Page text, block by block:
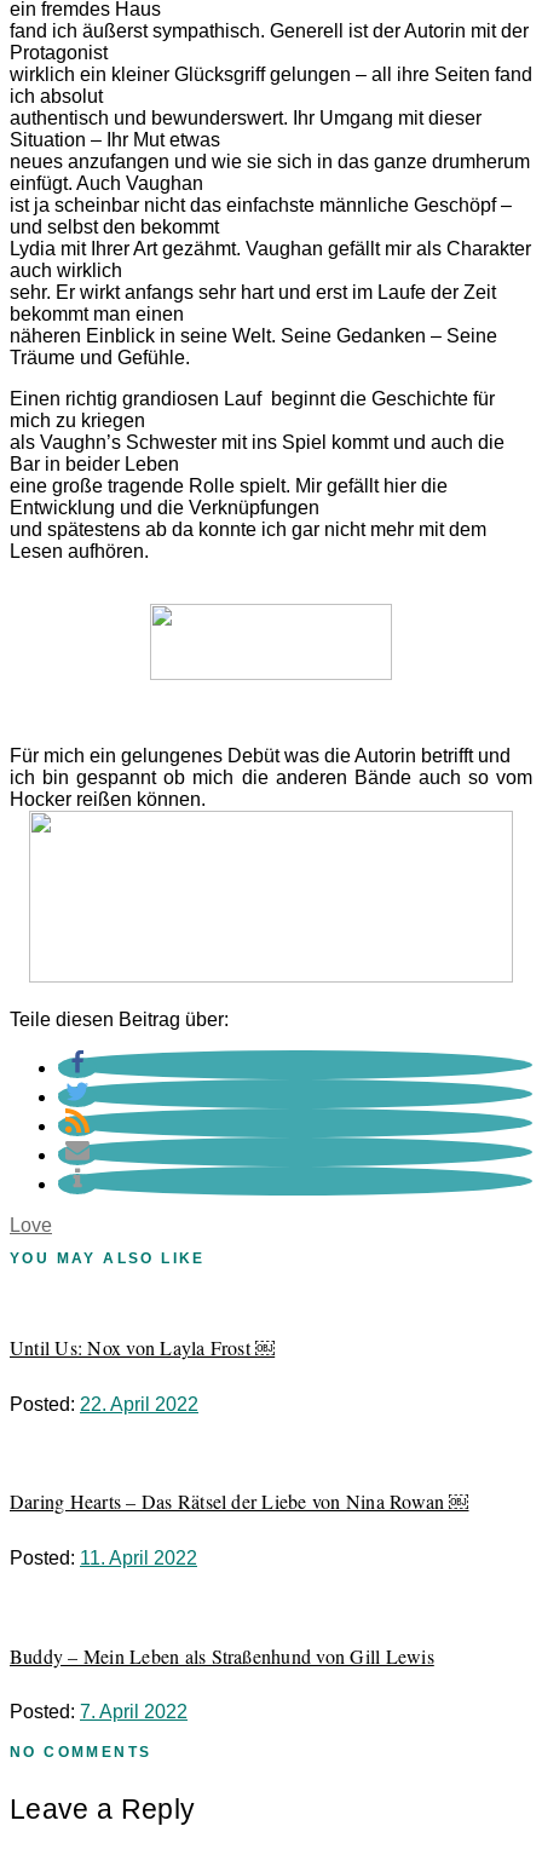
ein fremdes Haus
fand ich äußerst sympathisch. Generell ist der Autorin mit der
Protagonist
wirklich ein kleiner Glücksgriff gelungen – all ihre Seiten fand
ich absolut
authentisch und bewunderswert. Ihr Umgang mit dieser
Situation – Ihr Mut etwas
neues anzufangen und wie sie sich in das ganze drumherum
einfügt. Auch Vaughan
ist ja scheinbar nicht das einfachste männliche Geschöpf –
und selbst den bekommt
Lydia mit Ihrer Art gezähmt. Vaughan gefällt mir als Charakter
auch wirklich
sehr. Er wirkt anfangs sehr hart und erst im Laufe der Zeit
bekommt man einen
näheren Einblick in seine Welt. Seine Gedanken – Seine
Träume und Gefühle.
Einen richtig grandiosen Lauf beginnt die Geschichte für
mich zu kriegen
als Vaughn’s Schwester mit ins Spiel kommt und auch die
Bar in beider Leben
eine große tragende Rolle spielt. Mir gefällt hier die
Entwicklung und die Verknüpfungen
und spätestens ab da konnte ich gar nicht mehr mit dem
Lesen aufhören.
Für mich ein gelungenes Debüt was die Autorin betrifft und
ich bin gespannt ob mich die anderen Bände auch so vom
Hocker reißen können.
Teile diesen Beitrag über:
Love
YOU MAY ALSO LIKE
Until Us: Nox von Layla Frost ￼
Posted: 22. April 2022
Daring Hearts – Das Rätsel der Liebe von Nina Rowan ￼
Posted: 11. April 2022
Buddy – Mein Leben als Straßenhund von Gill Lewis
Posted: 7. April 2022
NO COMMENTS
Leave a Reply